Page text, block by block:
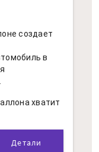
создает
в
хватит
Детали